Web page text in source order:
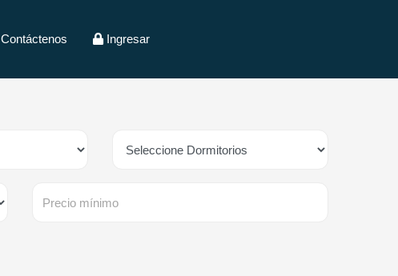
Contáctenos Ingresar